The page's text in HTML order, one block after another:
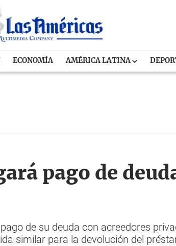
ECONOMÍA AMÉRICA LATINA
pago de
de su deuda con acreedores
similar para la devolución del